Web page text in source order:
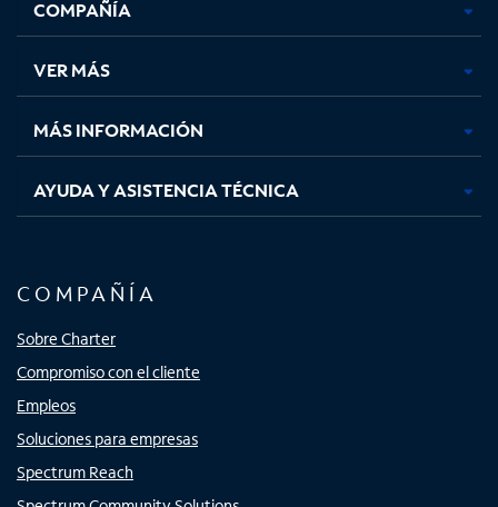
abre
en
pestaña
nueva
abre
en
pestaña
nueva
abre
en
pestaña
nueva
en
nueva
COMPAÑÍA
VER MÁS
MÁS INFORMACIÓN
AYUDA Y ASISTENCIA TÉCNICA
COMPAÑÍA
Sobre Charter
Compromiso con el cliente
Empleos
Soluciones para empresas
Spectrum Reach